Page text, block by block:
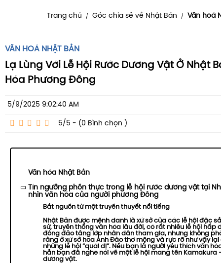
Trang chủ / Góc chia sẻ về Nhật Bản / Văn hoá
VĂN HOÁ NHẬT BẢN
Lạ Lùng Với Lễ Hội Rước Dương Vật Ở Nhật
Hóa Phương Đông
5/9/2025 9:02:40 AM
5/5 - (0 Bình chọn )
Văn hóa Nhật Bản
Tín ngưỡng phồn thực trong lễ hội rước dương vật tại
nhìn văn hóa của người phương Đông
Bắt nguồn từ một truyền thuyết nổi tiếng
Nhật Bản được mệnh danh là xứ sở của các lễ hội đặc
sử, truyền thống văn hóa lâu đời, có rất nhiều lễ hội hấp
đông đảo tầng lớp nhân dân tham gia, nhưng không
rằng ở xứ sở hoa Anh Đào thơ mộng và rực rỡ như vậy lại
những lễ hội “quái dị”. Nếu bạn là người yêu thích văn
hẳn bạn đã nghe nói về một lễ hội mang tên Kamakura
dương vật.